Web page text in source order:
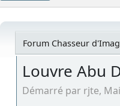
Forum Chasseur
Louvre Abu
Démarré par rjte,